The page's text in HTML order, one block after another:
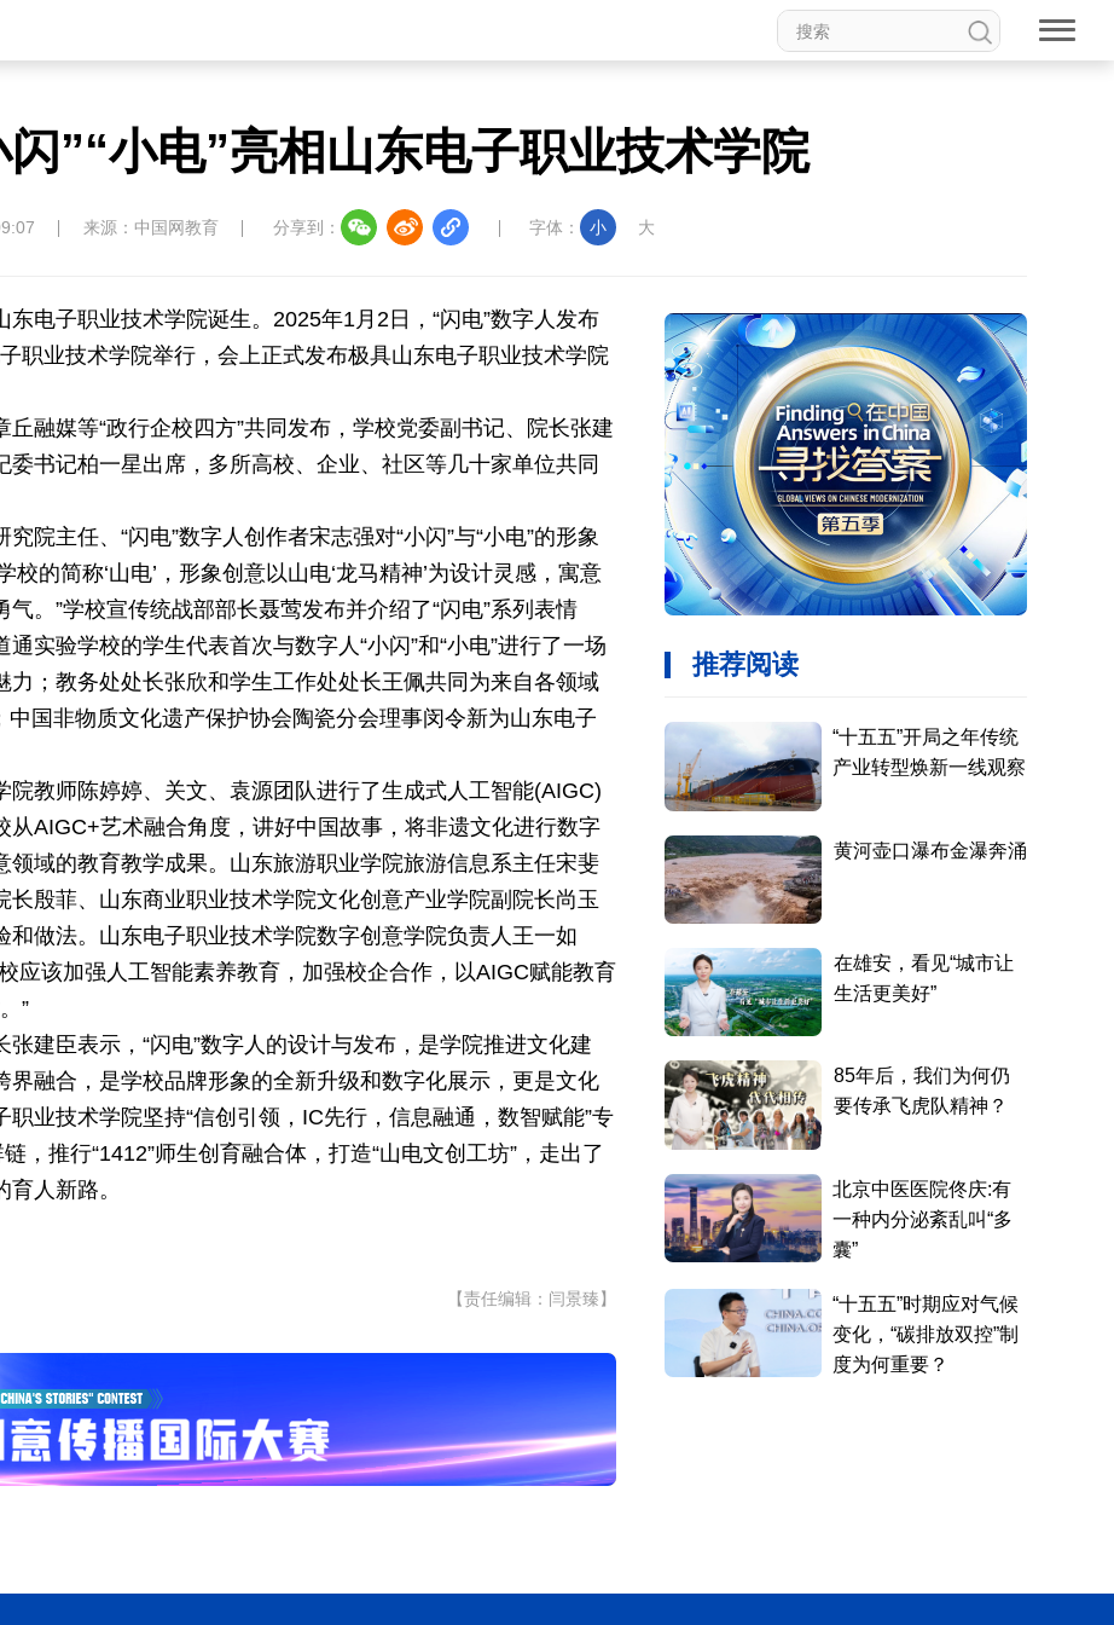
”“小电”亮相山东电子职业技术学院
来源：中国网教育 分享到： 字体： 小 大
电子职业技术学院诞生。2025年1月2日，“闪电”数字人发布
职业技术学院举行，会上正式发布极具山东电子职业技术学院
融媒等“政行企校四方”共同发布，学校党委副书记、院长张建
书记柏一星出席，多所高校、企业、社区等几十家单位共同
院主任、“闪电”数字人创作者宋志强对“小闪”与“小电”的形象
校的简称‘山电’，形象创意以山电‘龙马精神’为设计灵感，寓意
。”学校宣传统战部部长聂莺发布并介绍了“闪电”系列表情
实验学校的学生代表首次与数字人“小闪”和“小电”进行了一场
；教务处处长张欣和学生工作处处长王佩共同为来自各领域
中国非物质文化遗产保护协会陶瓷分会理事闵令新为山东电子
教师陈婷婷、关文、袁源团队进行了生成式人工智能(AIGC)
AIGC+艺术融合角度，讲好中国故事，将非遗文化进行数字
域的教育教学成果。山东旅游职业学院旅游信息系主任宋斐
殷菲、山东商业职业技术学院文化创意产业学院副院长尚玉
做法。山东电子职业技术学院数字创意学院负责人王一如
应该加强人工智能素养教育，加强校企合作，以AIGC赋能教育
”
建臣表示，“闪电”数字人的设计与发布，是学院推进文化建
融合，是学校品牌形象的全新升级和数字化展示，更是文化
业技术学院坚持“信创引领，IC先行，信息融通，数智赋能”专
，推行“1412”师生创育融合体，打造“山电文创工坊”，走出了
人新路。
【责任编辑：闫景臻】